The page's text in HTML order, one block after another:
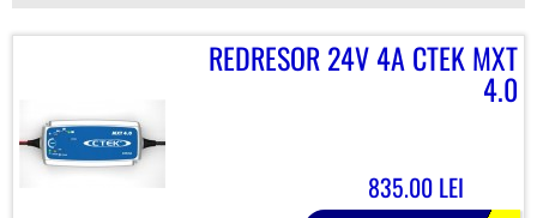
REDRESOR 24V 4A CTEK MXT
4.0
835.00 LEI